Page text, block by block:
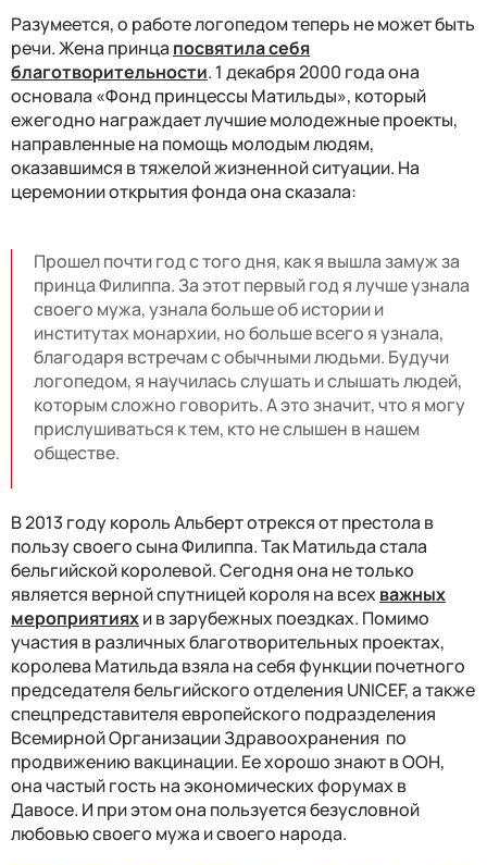
Разумеется, о работе логопедом теперь не может быть
речи. Жена принца посвятила себя
благотворительности. 1 декабря 2000 года она
основала «Фонд принцессы Матильды», который
ежегодно награждает лучшие молодежные проекты,
направленные на помощь молодым людям,
оказавшимся в тяжелой жизненной ситуации. На
церемонии открытия фонда она сказала:
Прошел почти год с того дня, как я вышла замуж за
принца Филиппа. За этот первый год я лучше узнала
своего мужа, узнала больше об истории и
институтах монархии, но больше всего я узнала,
благодаря встречам с обычными людьми. Будучи
логопедом, я научилась слушать и слышать людей,
которым сложно говорить. А это значит, что я могу
прислушиваться к тем, кто не слышен в нашем
обществе.
В 2013 году король Альберт отрекся от престола в
пользу своего сына Филиппа. Так Матильда стала
бельгийской королевой. Сегодня она не только
является верной спутницей короля на всехважных
мероприятияхи в зарубежных поездках. Помимо
участия в различных благотворительных проектах,
королева Матильда взяла на себя функции почетного
председателя бельгийского отделения UNICEF, а также
спецпредставителя европейского подразделения
Всемирной Организации Здравоохранения по
продвижению вакцинации. Ее хорошо знают в ООН,
она частый гость на экономических форумах в
Давосе. И при этом она пользуется безусловной
любовью своего мужа и своего народа.